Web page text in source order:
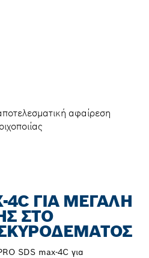
αφαίρεση
4C ΓΙΑ ΜΕΓΆΛΗ
ΣΤΟ
SDS max-4C για